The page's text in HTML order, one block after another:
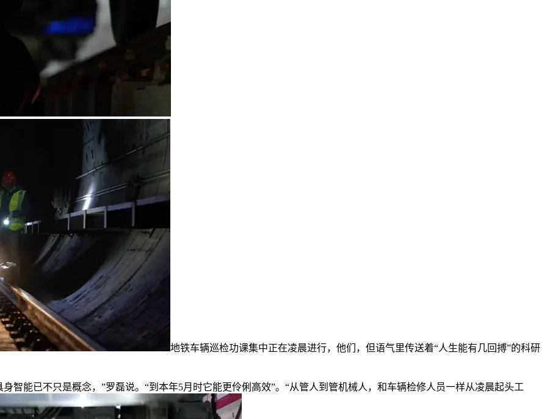
地铁车辆巡检功课集中正在凌晨进行，他们，但语气里传送着“人生能有几回搏”的科研
能已不只是概念，”罗磊说。“到本年5月时它能更伶俐高效”。“从管人到管机械人，和车辆检修人员一样从凌晨起头工